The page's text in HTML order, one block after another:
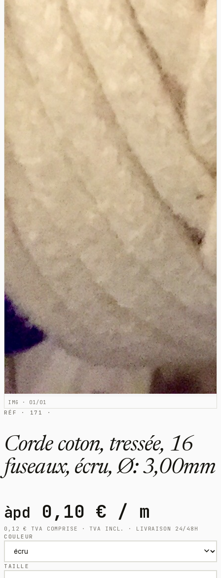
IMG · 01/01
RÉF · 171 ·
Corde coton, tressée, 16
fuseaux, écru, Ø: 3,00mm
àpd 0,10 € / m
0,12€
TVA COMPRISE · TVA INCL. · LIVRAISON 24/48H
COULEUR
TAILLE